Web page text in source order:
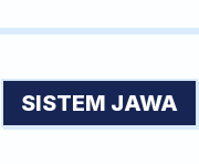
SISTEM JAWA